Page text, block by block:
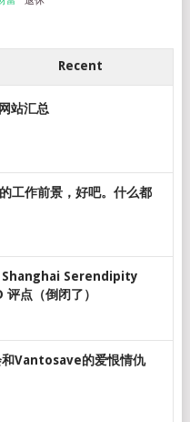
Recent
站汇总
工作前景，好吧。什么都
Shanghai Serendipity
点（倒闭了）
Vantosave的爱恨情仇